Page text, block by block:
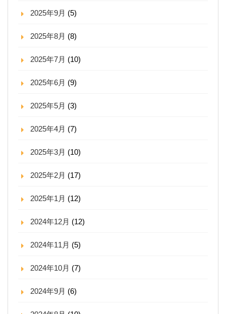
2025年9月 (5)
2025年8月 (8)
2025年7月 (10)
2025年6月 (9)
2025年5月 (3)
2025年4月 (7)
2025年3月 (10)
2025年2月 (17)
2025年1月 (12)
2024年12月 (12)
2024年11月 (5)
2024年10月 (7)
2024年9月 (6)